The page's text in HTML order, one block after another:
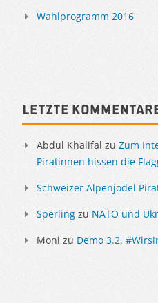
Wahlprogramm 2016
Letzte
Abdul Khalifal zu Zum
Piratinnen hissen die
Schweizer Alpenjodel
Sperling zu NATO und
Moni zu Demo 3.2.